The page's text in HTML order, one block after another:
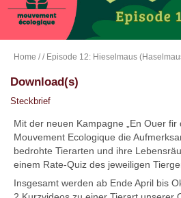
Home // Episode 12: Hieselmaus
Download(s)
Steckbrief
Mit der neuen Kampagne „En Ouer fir
Mouvement Ecologique die
bedrohte Tierarten und ihre
einem Rate-Quiz des jeweiligen
Insgesamt werden ab Ende April bis